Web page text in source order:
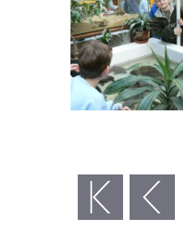
‹ předchozí